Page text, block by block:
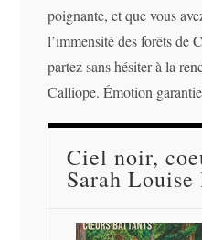
poignante, et que vous
l’immensité des forêts de
partez sans hésiter à la
Calliope. Émotion
Ciel noir,
Sarah